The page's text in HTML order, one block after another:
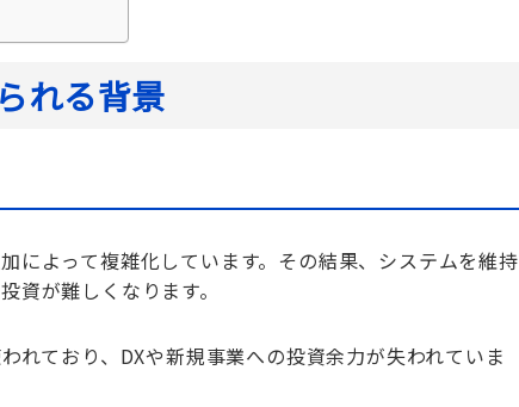
れる背景
によって複雑化しています。その結果、システムを維持
資が難しくなります。
れており、DXや新規事業への投資余力が失われていま